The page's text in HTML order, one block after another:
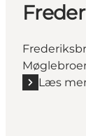
Læs
Læs mere